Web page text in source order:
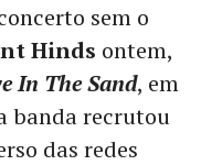
sem o
Hinds ontem,
In The Sand, em
banda recrutou
das redes